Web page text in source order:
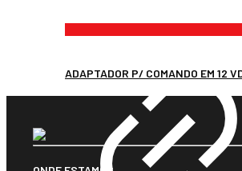
ADAPTADOR P/ COMANDO EM 12